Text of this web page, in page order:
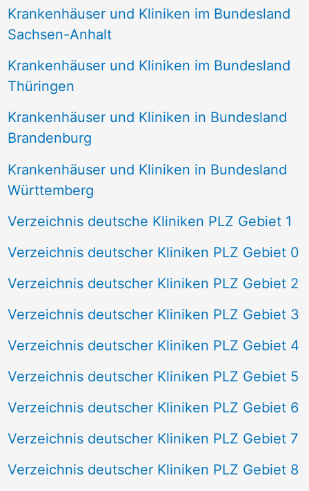
Krankenhäuser und Kliniken im Bundesland
Sachsen-Anhalt
Krankenhäuser und Kliniken im Bundesland
Thüringen
Krankenhäuser und Kliniken in Bundesland
Brandenburg
Krankenhäuser und Kliniken in Bundesland
Württemberg
Verzeichnis deutsche Kliniken PLZ Gebiet 1
Verzeichnis deutscher Kliniken PLZ Gebiet 0
Verzeichnis deutscher Kliniken PLZ Gebiet 2
Verzeichnis deutscher Kliniken PLZ Gebiet 3
Verzeichnis deutscher Kliniken PLZ Gebiet 4
Verzeichnis deutscher Kliniken PLZ Gebiet 5
Verzeichnis deutscher Kliniken PLZ Gebiet 6
Verzeichnis deutscher Kliniken PLZ Gebiet 7
Verzeichnis deutscher Kliniken PLZ Gebiet 8